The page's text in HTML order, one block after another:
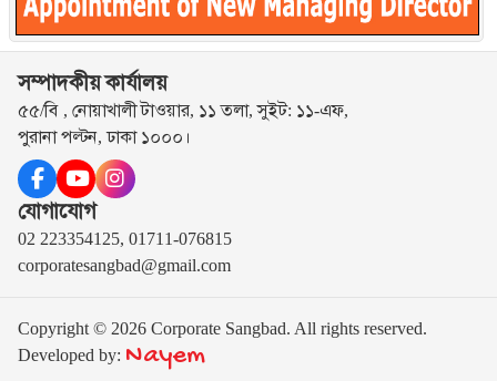
সম্পাদকীয় কার্যালয়
৫৫/বি , নোয়াখালী টাওয়ার, ১১ তলা, সুইট: ১১-এফ,
পুরানা পল্টন, ঢাকা ১০০০।
যোগাযোগ
02 223354125, 01711-076815
corporatesangbad@gmail.com
Copyright © 2026 Corporate Sangbad. All rights reserved.
Developed by: Nayem